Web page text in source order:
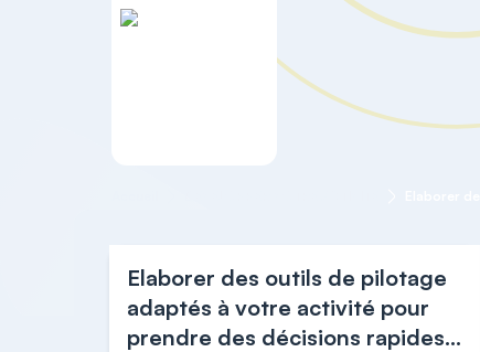
Elaborer des outils de pilotage
adaptés à votre activité pour
prendre des décisions rapides